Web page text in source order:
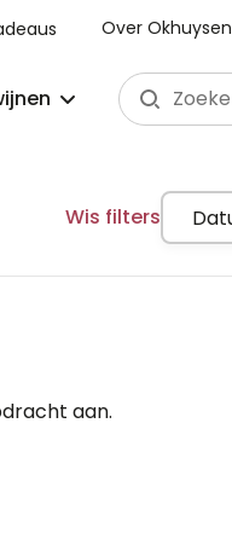
Over Okhuysen
Wis filters
aan.